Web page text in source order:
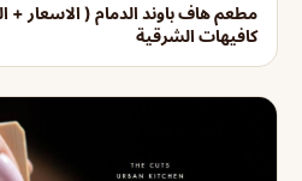
مطعم هاف باوند الدمام ( الاسعار +
كافيهات الشرقية